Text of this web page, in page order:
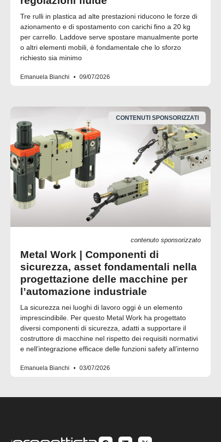
Tre rulli in plastica ad alte prestazioni riducono le forze di
azionamento e di spostamento con carichi fino a 20 kg
per carrello. Laddove serve spostare manualmente porte
o altri elementi mobili, è fondamentale che lo sforzo
richiesto sia minimo
Emanuela Bianchi 09/07/2026
CONTENUTI SPONSORIZZATI
contenuto sponsorizzato
Metal Work | Componenti di
sicurezza, asset fondamentali nella
progettazione delle macchine per
l’automazione industriale
La sicurezza nei luoghi di lavoro oggi è un elemento
imprescindibile. Per questo Metal Work ha progettato
diversi componenti di sicurezza, adatti a supportare il
costruttore di macchine nel rispetto dei requisiti normativi
e nell’integrazione efficace delle funzioni safety all’interno
Emanuela Bianchi 03/07/2026